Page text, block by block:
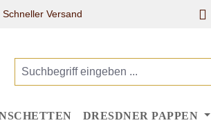
Schneller Versand
DRESDNER PAPPEN